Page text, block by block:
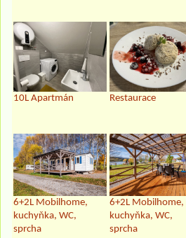
10L Apartmán Restaurace
6+2L Mobilhome,
kuchyňka, WC,
sprcha
6+2L Mobilhome,
kuchyňka, WC,
sprcha